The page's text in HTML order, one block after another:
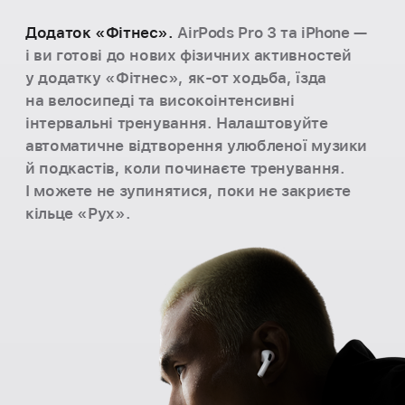
Додаток «Фітнес». AirPods Pro 3 та iPhone —
і ви готові до нових фізичних активностей
у додатку «Фітнес», як‑от ходьба, їзда
на велосипеді та високоінтенсивні
інтервальні тренування. Налаштовуйте
автоматичне відтворення улюбленої музики
й подкастів, коли починаєте тренування.
І можете не зупинятися, поки не закриєте
кільце «Рух».